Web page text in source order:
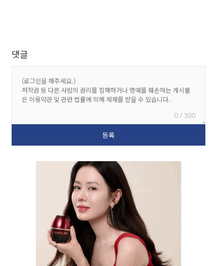
댓글
0 / 300